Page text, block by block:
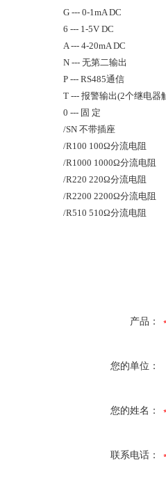
G --- 0-1mA DC
6 --- 1-5V DC
A --- 4-20mA DC
N --- 无第二输出
P --- RS485通信
T --- 报警输出(2个继电器
0 --- 固 定
/SN 不带插座
/R100 100Ω分流电阻
/R1000 1000Ω分流电阻
/R220 220Ω分流电阻
/R2200 2200Ω分流电阻
/R510 510Ω分流电阻
产品：
您的单位：
您的姓名：
联系电话：